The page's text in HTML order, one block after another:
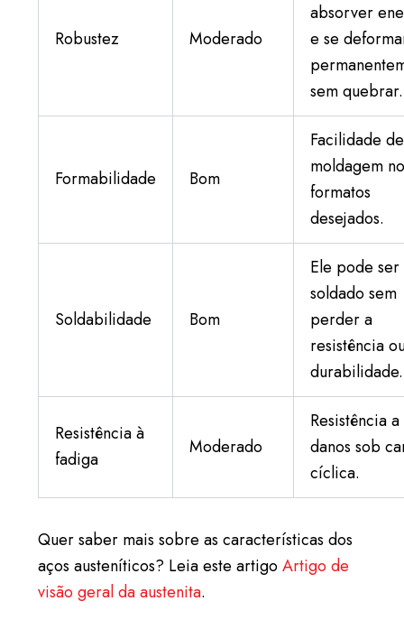
Robustez Moderado
absorver
e se
sem quebrar.
Formabilidade Bom
Facilidade de
moldagem
formatos
desejados.
Soldabilidade Bom
Ele pode ser
soldado sem
perder a
resistência
durabilidade.
Resistência à
fadiga
Moderado
Resistência a
danos sob
cíclica.
Quer saber mais sobre as características dos
aços austeníticos? Leia este artigo Artigo de
visão geral da austenita.